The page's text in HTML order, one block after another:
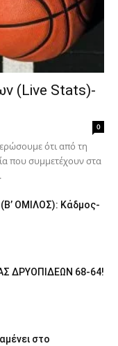
(Live Stats)-
0
ότι από τη
που συμμετέχουν στα
ΟΜΙΛΟΣ): Κάδμος-
ΔΡΥΟΠΙΔΕΩΝ 68-64!
στο